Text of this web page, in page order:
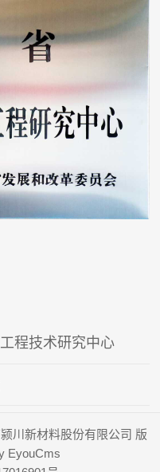
程技术研究中心
川新材料股份有限公司 版
EyouCms